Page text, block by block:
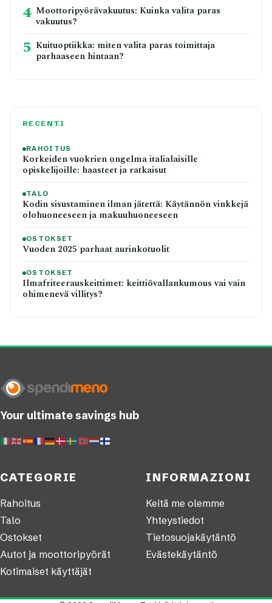
4 Moottoripyörävakuutus: Kuinka valita paras
vakuutus?
5 Kuituoptiikka: miten valita paras toimittaja
parhaaseen hintaan?
RECENTI
RAHOITUS
Korkeiden vuokrien ongelma italialaisille
opiskelijoille: haasteet ja ratkaisut
TALO
Kodin sisustaminen ilman jätettä: Käytännön vinkkejä
olohuoneeseen ja makuuhuoneeseen
OSTOKSET
Vuoden 2025 parhaat aurinkotuolit
OSTOKSET
Ilmafriteerauskeittimet: keittiövallankumous vai vain
ohimenevä villitys?
Your ultimate savings hub
CATEGORIE
Rahoitus
Talo
Ostokset
Autot ja moottoripyörät
Kotimaiset käyttäjät
INFORMAZIONI
Keitä me olemme
Yhteystiedot
Tietosuojakäytäntö
Evästekäytäntö